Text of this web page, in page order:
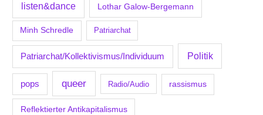
listen&dance Lothar Galow-Bergemann
Minh Schredle Patriarchat
Patriarchat/Kollektivismus/Individuum Politik
pops queer Radio/Audio rassismus
Reflektierter Antikapitalismus